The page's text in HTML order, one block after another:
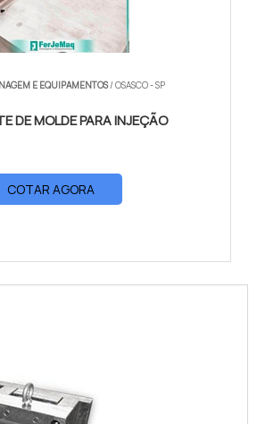
E EQUIPAMENTOS/ OSASCO - SP
DE MOLDE PARA INJEÇÃO
COTAR AGORA